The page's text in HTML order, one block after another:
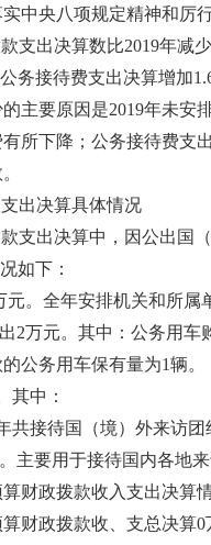
中央八项规定精神和
支出决算数比2019年减
务接待费支出决算增加
主要原因是2019年未
所下降；公务接待费支
出决算具体情况
支出决算中，因公出国
如下：
元。全年安排机关和所
2万元。其中：公务用
公务用车保有量为1辆。
其中：
共接待国（境）外来访
主要用于接待国内各地
财政拨款收入支出决算
财政拨款收、支总决算